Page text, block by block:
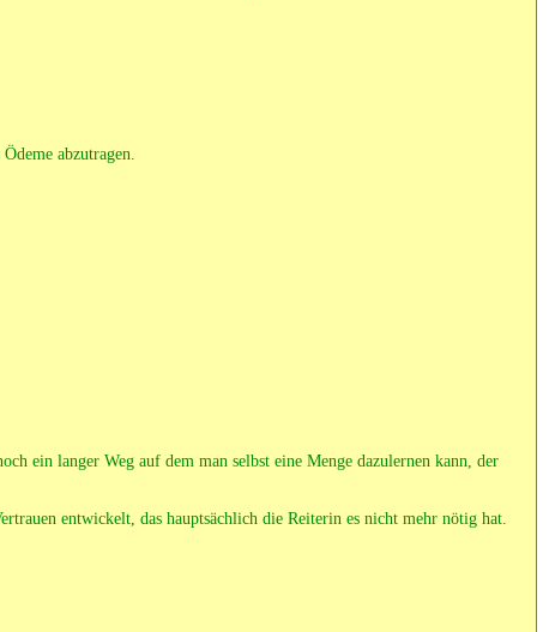
abzutragen.
ein langer Weg auf dem man selbst eine Menge dazulernen kann, der
entwickelt, das hauptsächlich die Reiterin es nicht mehr nötig hat.